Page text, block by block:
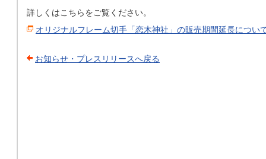
詳しくはこちらをご覧ください。
オリジナルフレーム切手「恋木神社」の販売期間延長につい
お知らせ・プレスリリースへ戻る